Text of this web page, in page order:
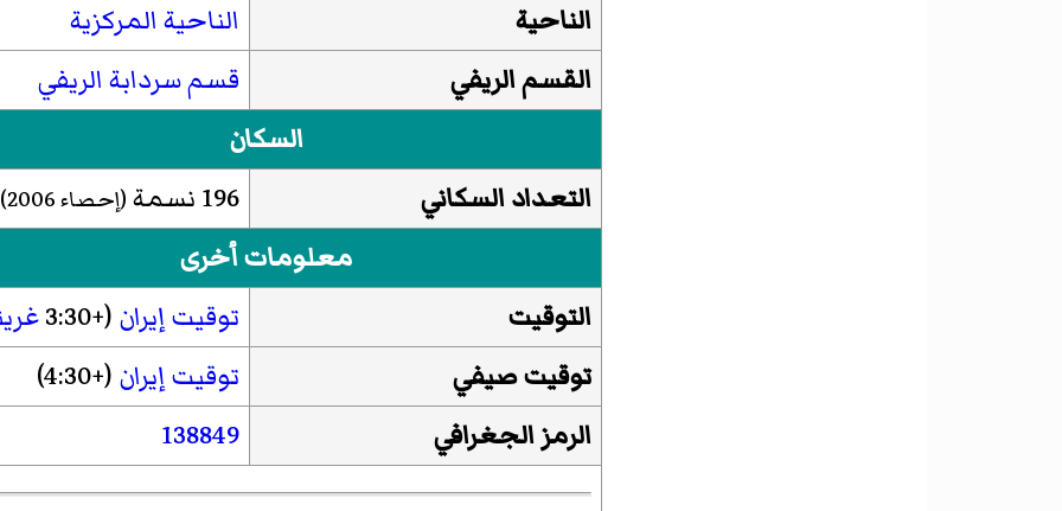
الناحية
الناحية المركزية
القسم الريفي
قسم سردابة الريفي
السكان
التعداد السكاني
196 نسمة (إحصاء 2006)
معلومات أخرى
التوقيت
توقيت إيران (+3:30
توقيت صيفي
توقيت إيران (+4:30)
الرمز الجغرافي
138849